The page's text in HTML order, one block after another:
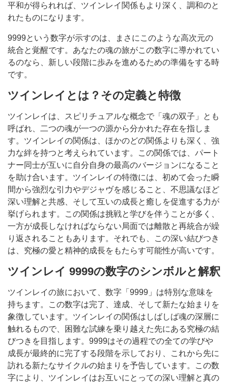
平和が得られれば、ツインレイ関係もより深く、調和のと
れたものになります。
9999という数字が示すのは、まさにこのような高次元の
統合と覚醒です。あなたの魂の旅がこの数字に導かれてい
るのなら、新しい段階に歩みを進めるための準備をする時
です。
ツインレイとは？その定義と特徴
ツインレイは、スピリチュアルな概念で「魂の双子」とも
呼ばれ、二つの魂が一つの源から分かれた存在を指しま
す。ツインレイの関係は、ほかのどの関係よりも深く、強
力な絆を持つと考えられています。この関係では、パート
ナー同士が互いに自分自身の最高のバージョンになること
を助け合います。ツインレイの特徴には、初めて会った瞬
間から強烈な引力やデジャヴを感じること、不思議なほど
深い理解と共感、そして互いの成長と癒しを促進する力が
挙げられます。この関係は挑戦と学びを伴うことが多く、
一方が成長しなければならない局面では離散と再統合が繰
り返されることもあります。それでも、この深い結びつき
は、究極の愛と精神的成長をもたらす可能性が高いです。
ツインレイ 9999の数字のシンボルと解釈
ツインレイの旅において、数字「9999」は特別な意味を
持ちます。この数字は完了、達成、そして新たな始まりを
象徴しています。ツインレイの関係はしばしば魂の深層に
触れるもので、困難な試練を乗り越えた先にある究極の結
びつきを目指します。9999はその過程での全ての学びや
成長が最終的に完了する段階を示しており、これから先に
訪れる新たなサイクルの始まりを予告しています。この数
字により、ツインレイはお互いにとっての深い理解と真の